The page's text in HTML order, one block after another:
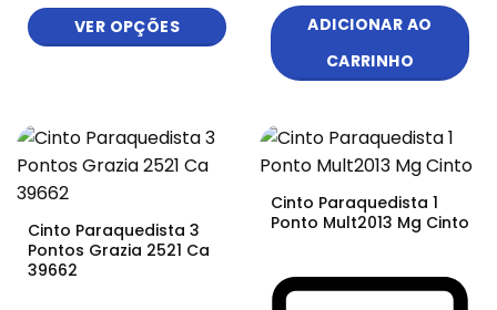
VER OPÇÕES
ADICIONAR AO
CARRINHO
Cinto Paraquedista 3
Pontos Grazia 2521 Ca
39662
Cinto Paraquedista 1
Ponto Mult2013 Mg Cinto